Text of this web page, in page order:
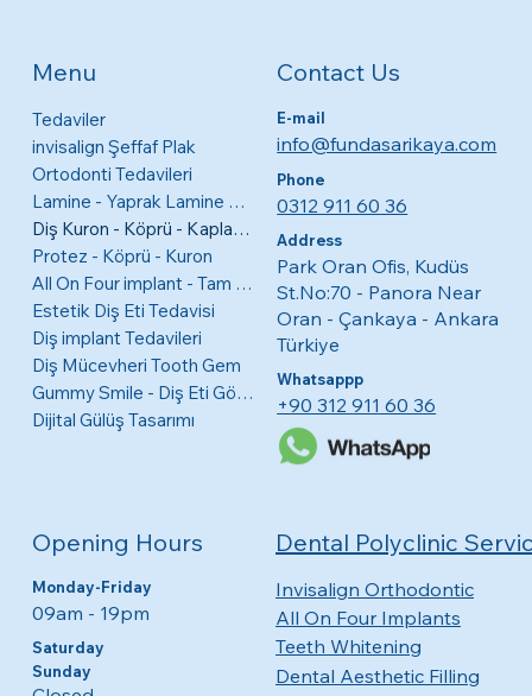
Menu
Tedaviler
invisalign Şeffaf Plak
Ortodonti Tedavileri
Lamine - Yaprak Lamine Diş Kaplamaları
Diş Kuron - Köprü - Kaplama
Protez - Köprü - Kuron
All On Four implant - Tam Ağız
Estetik Diş Eti Tedavisi
Diş implant Tedavileri
Diş Mücevheri Tooth Gem
Gummy Smile - Diş Eti Görünme Tedavisi
Dijital Gülüş Tasarımı
Contact Us
E-mail
info@fundasarikaya.com
Phone
0312 911 60 36
Address
Park Oran Ofis, Kudüs
St.No:70 - Panora Near
Oran - Çankaya - Ankara
Türkiye
Whatsappp
+90 312 911 60 36
Opening Hours
Monday-Friday
Sunday
09am - 19pm​​
​​Saturday
Dental Polyclinic
Invisalign Orthodontic
All On Four Implants
Teeth Whitening
Dental Aesthetic Filling